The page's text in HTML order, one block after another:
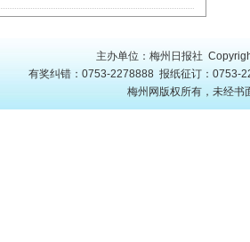
主办单位：梅州日报社
有奖纠错：0753-2278888 报纸征订：0753-
梅州网版权所有，未经